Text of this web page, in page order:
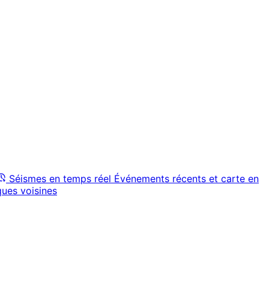
Séismes en temps réel Événements récents et carte en
voisines